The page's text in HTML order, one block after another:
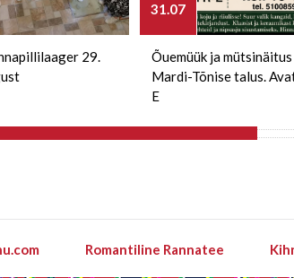
29.
31.07
Õuemüük ja mütsinäitus
Mardi-Tõnise talus.
E
Romantiline Rannatee